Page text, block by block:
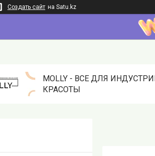
Создать сайт на Satu.kz
MOLLY - ВСЕ ДЛЯ
КРАСОТЫ